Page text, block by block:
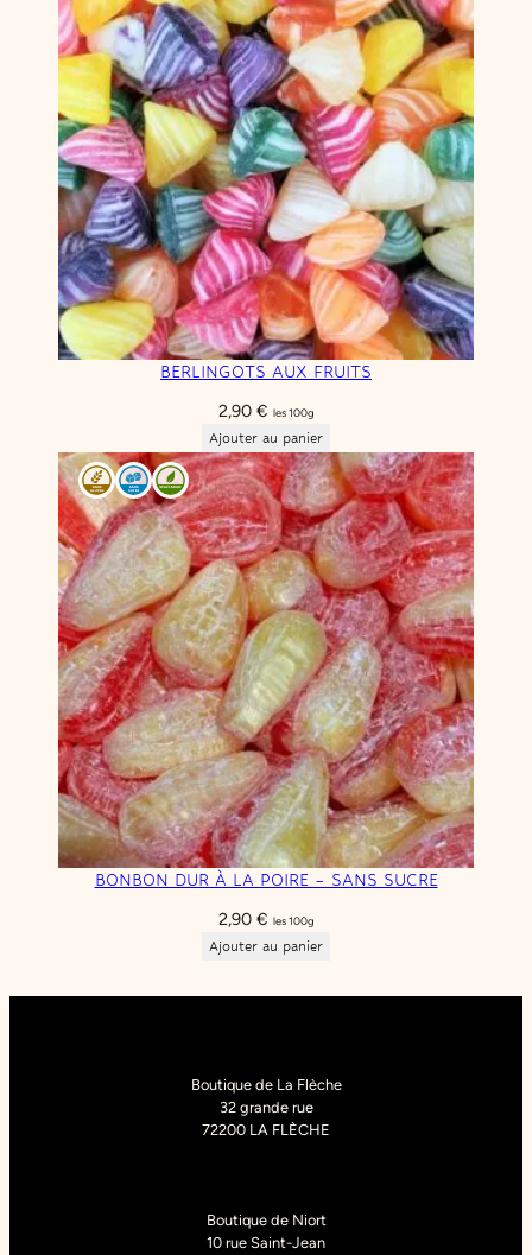
BERLINGOTS AUX FRUITS
2,90 € les 100g
Ajouter au panier
BONBON DUR À LA POIRE – SANS SUCRE
2,90 € les 100g
Ajouter au panier
Boutique de La Flèche
32 grande rue
72200 LA FLÈCHE
Boutique de Niort
10 rue Saint-Jean